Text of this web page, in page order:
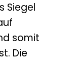
Siegel
somit
Die